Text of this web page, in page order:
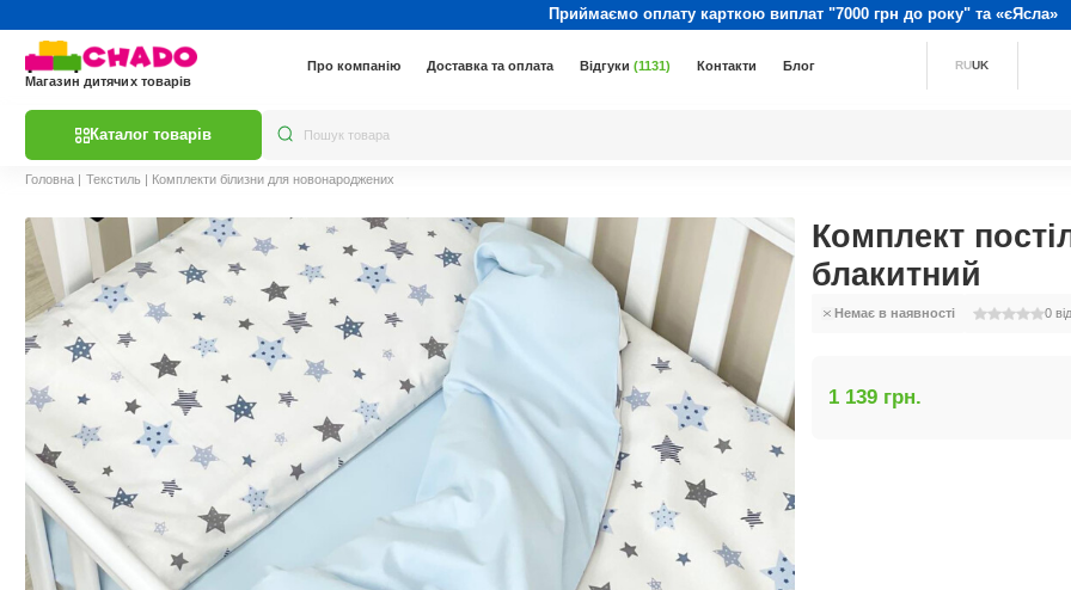
Приймаємо оплату карткою виплат "7000 грн до року" та «єЯсла»
Магазин дитячих товарів
Про компанію Доставка та оплата Відгуки(1131) Контакти Блог RUUK
Каталог товарів
Головна | Текстиль | Комплекти білизни для новонароджених
Комплект
блакитний
Немає в наявності 0
1 139 грн.